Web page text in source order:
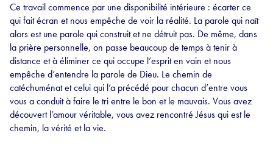
Ce travail commence par une disponibilité intérieure : écarter ce
qui fait écran et nous empêche de voir la réalité. La parole qui naît
alors est une parole qui construit et ne détruit pas. De même, dans
la prière personnelle, on passe beaucoup de temps à tenir à
distance et à éliminer ce qui occupe l’esprit en vain et nous
empêche d’entendre la parole de Dieu. Le chemin de
catéchuménat et celui qui l’a précédé pour chacun d’entre vous
vous a conduit à faire le tri entre le bon et le mauvais. Vous avez
découvert l’amour véritable, vous avez rencontré Jésus qui est le
chemin, la vérité et la vie.